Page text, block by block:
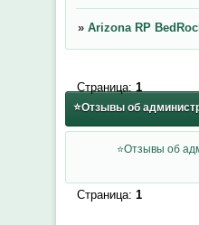
» Arizona RP
⭐Отзывы об
Страница: 1
⭐Отзывы об
Страница: 1